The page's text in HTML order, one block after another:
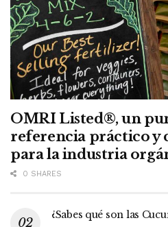
OMRI Listed®, un
referencia práctico y
para la industria
0 SHARES
¿Sabes qué son las